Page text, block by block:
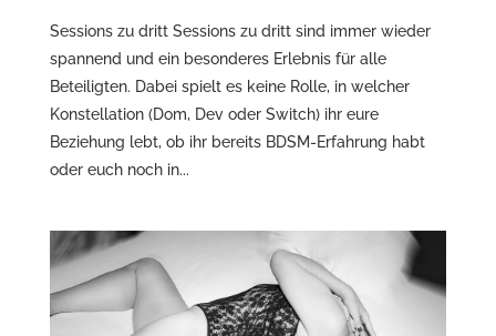
Sessions zu dritt Sessions zu dritt sind immer wieder
spannend und ein besonderes Erlebnis für alle
Beteiligten. Dabei spielt es keine Rolle, in welcher
Konstellation (Dom, Dev oder Switch) ihr eure
Beziehung lebt, ob ihr bereits BDSM-Erfahrung habt
oder euch noch in...